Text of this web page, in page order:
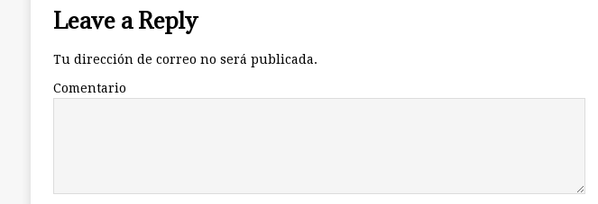
Leave a Reply
Tu dirección de correo no será publicada.
Comentario